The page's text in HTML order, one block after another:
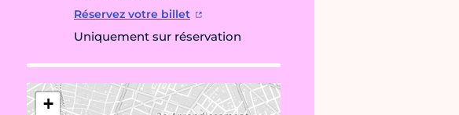
Réservez votre billet
Uniquement sur réservation
+